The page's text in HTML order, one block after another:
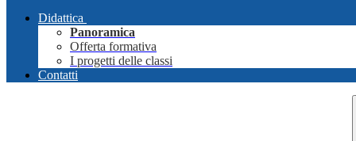
Didattica
Panoramica
Offerta formativa
I progetti delle classi
Contatti